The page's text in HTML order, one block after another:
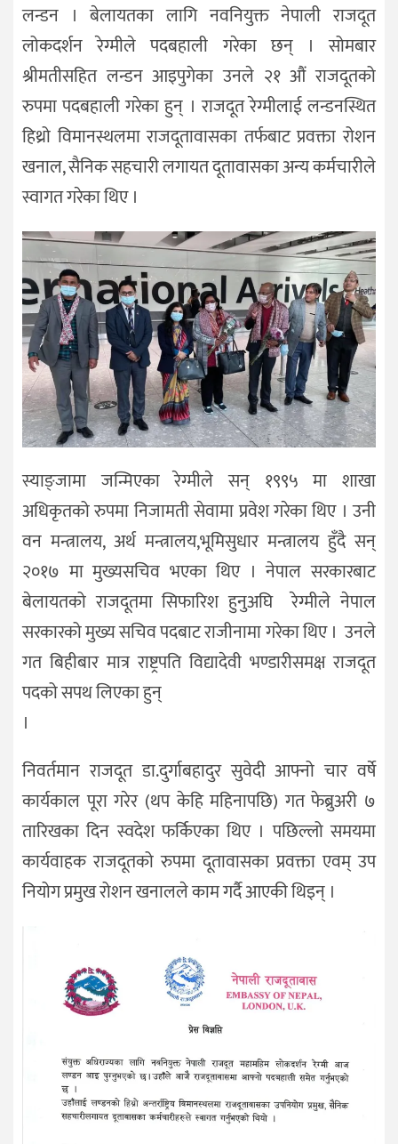
लन्डन । बेलायतका लागि नवनियुक्त नेपाली राजदूत
लोकदर्शन रेग्मीले पदबहाली गरेका छन् । सोमबार
श्रीमतीसहित लन्डन आइपुगेका उनले २१ औं राजदूतको
रुपमा पदबहाली गरेका हुन् । राजदूत रेग्मीलाई लन्डनस्थित
हिथ्रो विमानस्थलमा राजदूतावासका तर्फबाट प्रवक्ता रोशन
खनाल, सैनिक सहचारी लगायत दूतावासका अन्य कर्मचारीले
स्वागत गरेका थिए ।
स्याङ्जामा जन्मिएका रेग्मीले सन् १९९५ मा शाखा
अधिकृतको रुपमा निजामती सेवामा प्रवेश गरेका थिए । उनी
वन मन्त्रालय, अर्थ मन्त्रालय,भूमिसुधार मन्त्रालय हुँदै सन्
२०१७ मा मुख्यसचिव भएका थिए । नेपाल सरकारबाट
बेलायतको राजदूतमा सिफारिश हुनुअघि रेग्मीले नेपाल
सरकारको मुख्य सचिव पदबाट राजीनामा गरेका थिए । उनले
गत बिहीबार मात्र राष्ट्रपति विद्यादेवी भण्डारीसमक्ष राजदूत
पदको सपथ लिएका हुन्
।
निवर्तमान राजदूत डा.दुर्गाबहादुर सुवेदी आफ्नो चार वर्षे
कार्यकाल पूरा गरेर (थप केहि महिनापछि) गत फेब्रुअरी ७
तारिखका दिन स्वदेश फर्किएका थिए । पछिल्लो समयमा
कार्यवाहक राजदूतको रुपमा दूतावासका प्रवक्ता एवम् उप
नियोग प्रमुख रोशन खनालले काम गर्दै आएकी थिइन् ।